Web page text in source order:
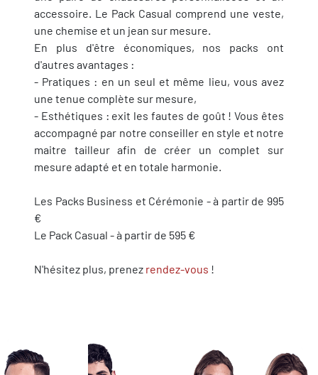
accessoire. Le Pack Casual comprend une veste,
une chemise et un jean sur mesure.
En plus d'être économiques, nos packs ont
d'autres avantages :
- Pratiques : en un seul et même lieu, vous avez
une tenue complète sur mesure,
- Esthétiques : exit les fautes de goût ! Vous êtes
accompagné par notre conseiller en style et notre
maitre tailleur afin de créer un complet sur
mesure adapté et en totale harmonie.
Les Packs Business et Cérémonie - à partir de 995
€
Le Pack Casual - à partir de 595 €
N'hésitez plus, prenez rendez-vous !